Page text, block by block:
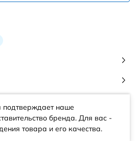
подтверждает наше
бренда. Для вас -
товара и его качества.